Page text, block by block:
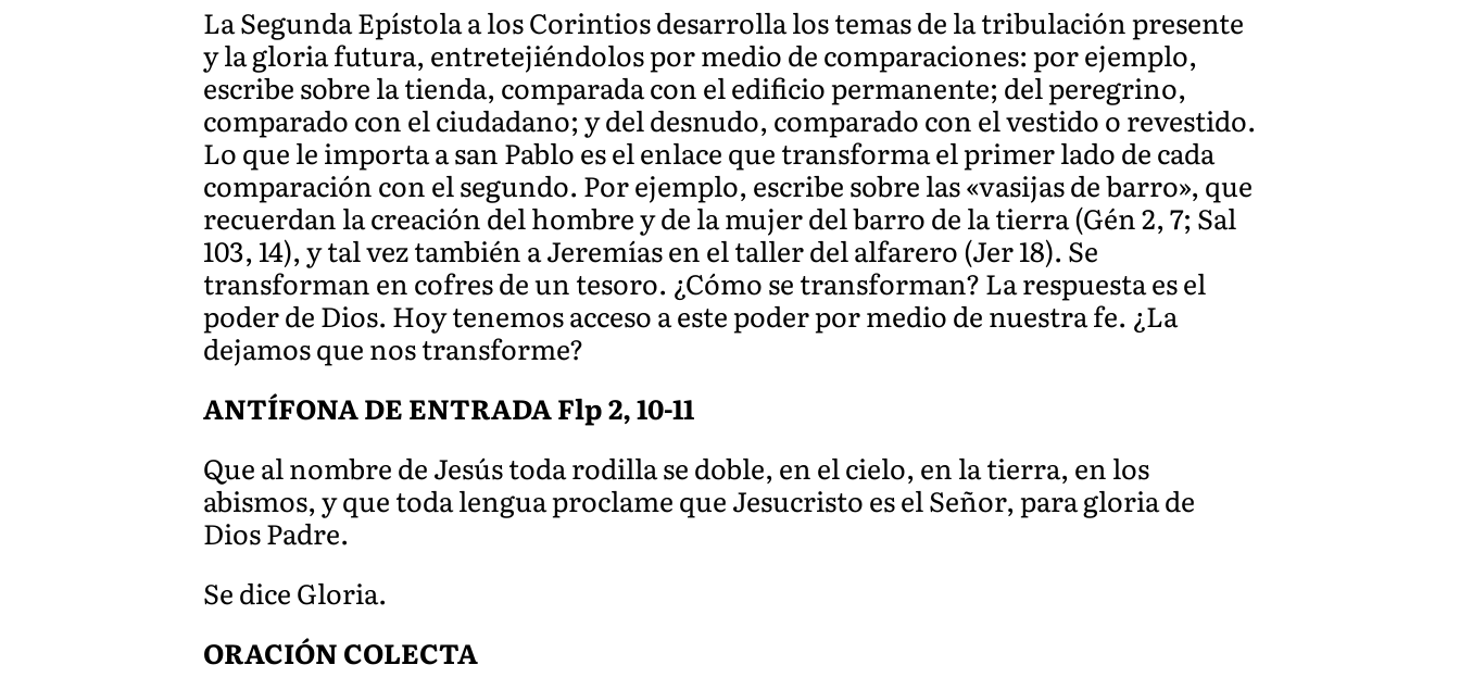
La Segunda Epístola a los Corintios desarrolla los temas de la tribulación presente
y la gloria futura, entretejiéndolos por medio de comparaciones: por ejemplo,
escribe sobre la tienda, comparada con el edificio permanente; del peregrino,
comparado con el ciudadano; y del desnudo, comparado con el vestido o revestido.
Lo que le importa a san Pablo es el enlace que transforma el primer lado de cada
comparación con el segundo. Por ejemplo, escribe sobre las «vasijas de barro», que
recuerdan la creación del hombre y de la mujer del barro de la tierra (Gén 2, 7; Sal
103, 14), y tal vez también a Jeremías en el taller del alfarero (Jer 18). Se
transforman en cofres de un tesoro. ¿Cómo se transforman? La respuesta es el
poder de Dios. Hoy tenemos acceso a este poder por medio de nuestra fe. ¿La
dejamos que nos transforme?
ANTÍFONA DE ENTRADA Flp 2, 10-11
Que al nombre de Jesús toda rodilla se doble, en el cielo, en la tierra, en los
abismos, y que toda lengua proclame que Jesucristo es el Señor, para gloria de
Dios Padre.
Se dice Gloria.
ORACIÓN COLECTA